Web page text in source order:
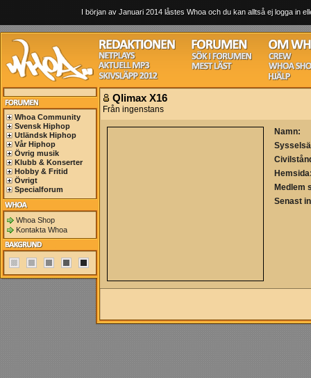
I början av Januari 2014 låstes Whoa och du kan alltså ej logga in
Whoa Community
Svensk Hiphop
Utländsk Hiphop
Vår Hiphop
Övrig musik
Klubb & Konserter
Hobby & Fritid
Övrigt
Specialforum
Whoa Shop
Kontakta Whoa
Qlimax X16
Från ingenstans
Namn:
Medlem
Senast